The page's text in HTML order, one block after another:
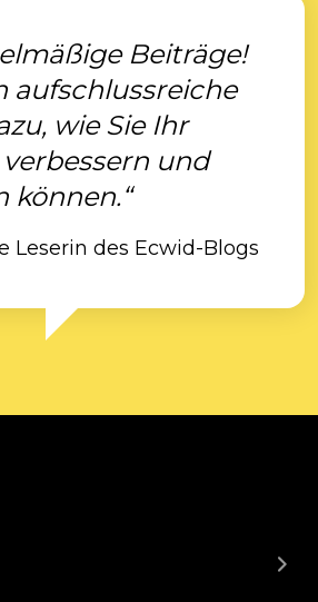
Beiträge!
aufschlussreiche
wie Sie Ihr
und
können.“
Leserin des Ecwid-Blogs